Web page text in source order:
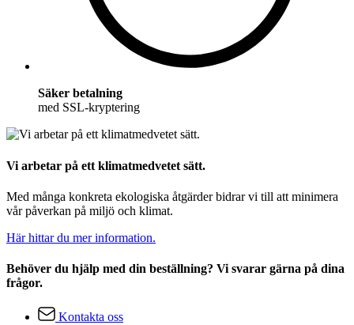
Säker betalning
med SSL-kryptering
Vi arbetar på ett klimatmedvetet sätt.
Med många konkreta ekologiska åtgärder bidrar vi till att minimera
vår påverkan på miljö och klimat.
Här hittar du mer information.
Behöver du hjälp med din beställning? Vi svarar gärna på dina
frågor.
Kontakta oss